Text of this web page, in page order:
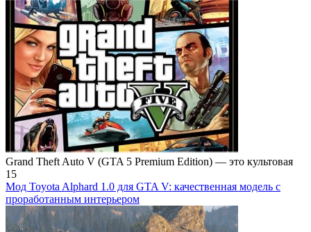
Grand Theft Auto V (GTA 5 Premium Edition) — это культовая
15
Мод Toyota Alphard 1.0 для GTA V: качественная модель с
проработанным интерьером